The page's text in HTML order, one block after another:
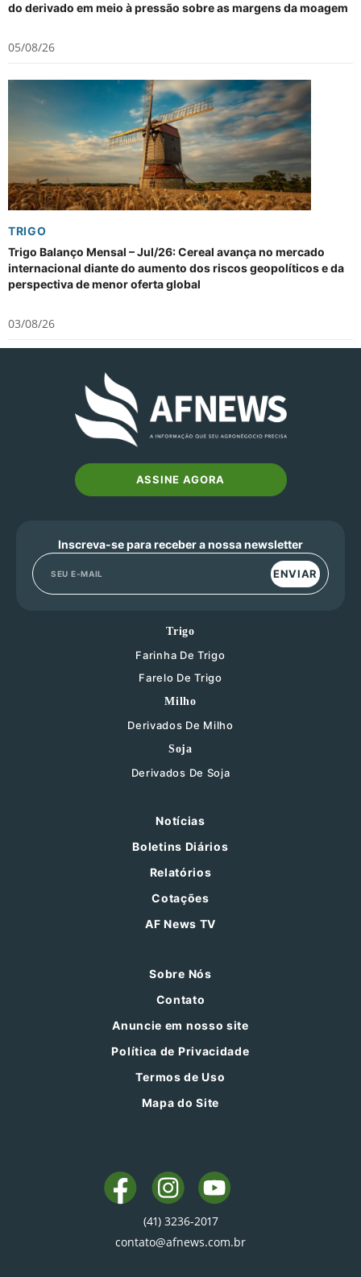
do derivado em meio à pressão sobre as margens da moagem
05/08/26
TRIGO
Trigo Balanço Mensal – Jul/26: Cereal avança no mercado
internacional diante do aumento dos riscos geopolíticos e da
perspectiva de menor oferta global
03/08/26
ASSINE AGORA
Inscreva-se para receber a nossa newsletter
ENVIAR
Trigo
Farinha De Trigo
Farelo De Trigo
Milho
Derivados De Milho
Soja
Derivados De Soja
Notícias
Boletins Diários
Relatórios
Cotações
AF News TV
Sobre Nós
Contato
Anuncie em nosso site
Política de Privacidade
Termos de Uso
Mapa do Site
(41) 3236-2017
contato@afnews.com.br